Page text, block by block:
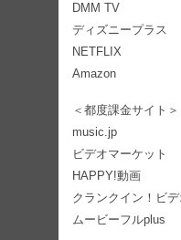
DMM TV
ディズニープラス
NETFLIX
Amazon
＜都度課金サイト＞
music.jp
ビデオマーケット
HAPPY!動画
クランクイン！ビデ
ムービーフルplus